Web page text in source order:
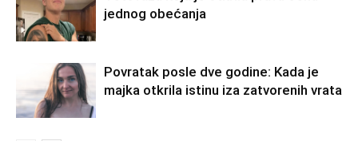
jednog obećanja
Povratak posle dve godine: Kada je
majka otkrila istinu iza zatvorenih vrata